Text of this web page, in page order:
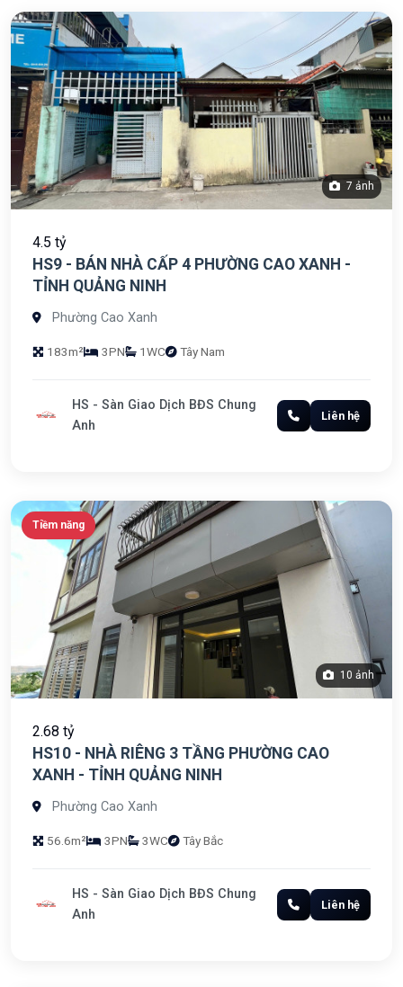
7 ảnh
4.5 tỷ
HS9 - BÁN NHÀ CẤP 4 PHƯỜNG CAO XANH -
TỈNH QUẢNG NINH
Phường Cao Xanh
183m² 3PN 1WC Tây Nam
HS - Sàn Giao Dịch BĐS Chung
Anh
Liên hệ
Tiềm năng
10 ảnh
2.68 tỷ
HS10 - NHÀ RIÊNG 3 TẦNG PHƯỜNG CAO
XANH - TỈNH QUẢNG NINH
Phường Cao Xanh
56.6m² 3PN 3WC Tây Bắc
HS - Sàn Giao Dịch BĐS Chung
Anh
Liên hệ